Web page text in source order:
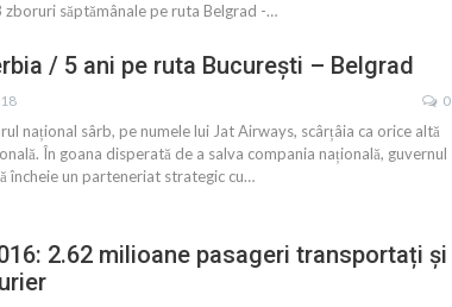
săptămânale pe ruta Belgrad -…
/ 5 ani pe ruta București – Belgrad
0
național sârb, pe numele lui Jat Airways, scârțâia ca orice altă
În goana disperată de a salva compania națională, guvernul
încheie un parteneriat strategic cu…
2.62 milioane pasageri transportați și